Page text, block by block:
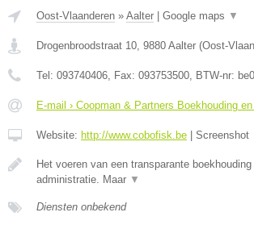
Oost-Vlaanderen » Aalter Google maps ▼
Drogenbroodstraat 10, 9880 Aalter (Oost-
Tel: 093740406, Fax: 093753500, BTW-nr:
E-mail › Coopman & Partners Boekhouding
Website: http://www.cobofisk.be Screenshot
Het voeren van een transparante
administratie. Maar ▼
Diensten onbekend